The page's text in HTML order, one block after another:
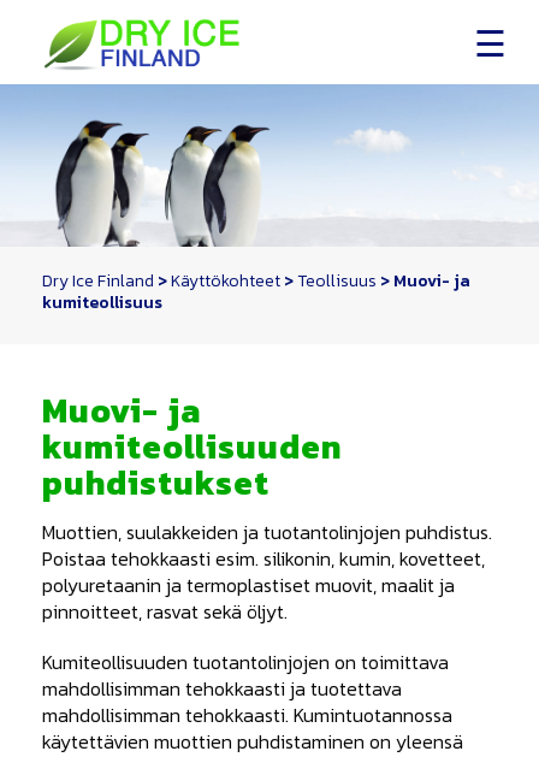
content
Dry Ice Finland >Käyttökohteet>Teollisuus >Muovi- ja
kumiteollisuus
Muovi- ja
kumiteollisuuden
puhdistukset
Muottien, suulakkeiden ja tuotantolinjojen puhdistus.
Poistaa tehokkaasti esim. silikonin, kumin, kovetteet,
polyuretaanin ja termoplastiset muovit, maalit ja
pinnoitteet, rasvat sekä öljyt.
Kumiteollisuuden tuotantolinjojen on toimittava
mahdollisimman tehokkaasti ja tuotettava
mahdollisimman tehokkaasti. Kumintuotannossa
käytettävien muottien puhdistaminen on yleensä